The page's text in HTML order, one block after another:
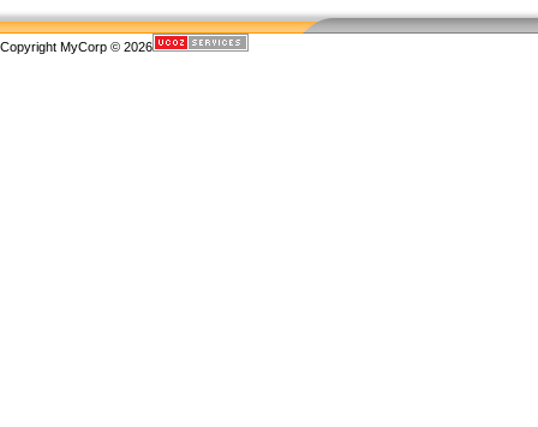
Copyright MyCorp © 2026